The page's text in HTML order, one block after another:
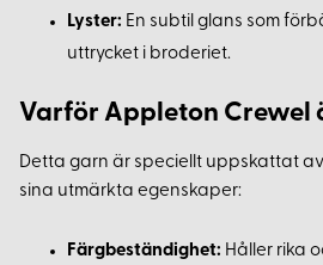
Lyster: En subtil glans som
uttrycket i broderiet.
Varför Appleton Crewel
Detta garn är speciellt uppskattat
sina utmärkta egenskaper:
Färgbeständighet: Håller rika